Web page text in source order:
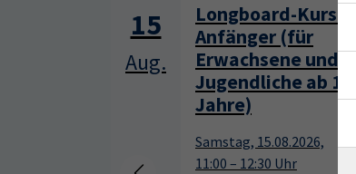
15
Aug.
Longboard-Kurs für
Anfänger (für
Erwachsene und
Jugendliche ab 13
Jahre)
Samstag, 15.08.2026,
11:00 – 12:30 Uhr